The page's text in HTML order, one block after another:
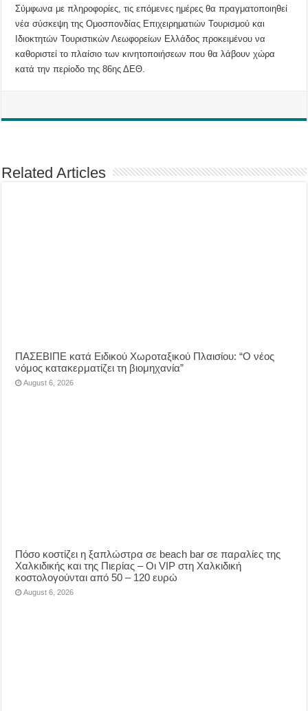
Σύμφωνα με πληροφορίες, τις επόμενες ημέρες θα πραγματοποιηθεί
νέα σύσκεψη της Ομοσπονδίας Επιχειρηματιών Τουρισμού και
Ιδιοκτητών Τουριστικών Λεωφορείων Ελλάδος προκειμένου να
καθοριστεί το πλαίσιο των κινητοποιήσεων που θα λάβουν χώρα
κατά την περίοδο της 86ης ΔΕΘ.
Related Articles
ΠΑΣΕΒΙΠΕ κατά Ειδικού Χωροταξικού Πλαισίου: “Ο νέος
νόμος κατακερματίζει τη βιομηχανία”
August 6, 2026
Πόσο κοστίζει η ξαπλώστρα σε beach bar σε παραλίες της
Χαλκιδικής και της Πιερίας – Οι VIP στη Χαλκιδική
κοστολογούνται από 50 – 120 ευρώ
August 6, 2026